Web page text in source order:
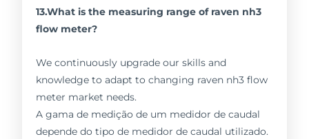
13.What is the measuring range of raven nh3
flow meter?
We continuously upgrade our skills and
knowledge to adapt to changing raven nh3 flow
meter market needs.
A gama de medição de um medidor de caudal
depende do tipo de medidor de caudal utilizado.